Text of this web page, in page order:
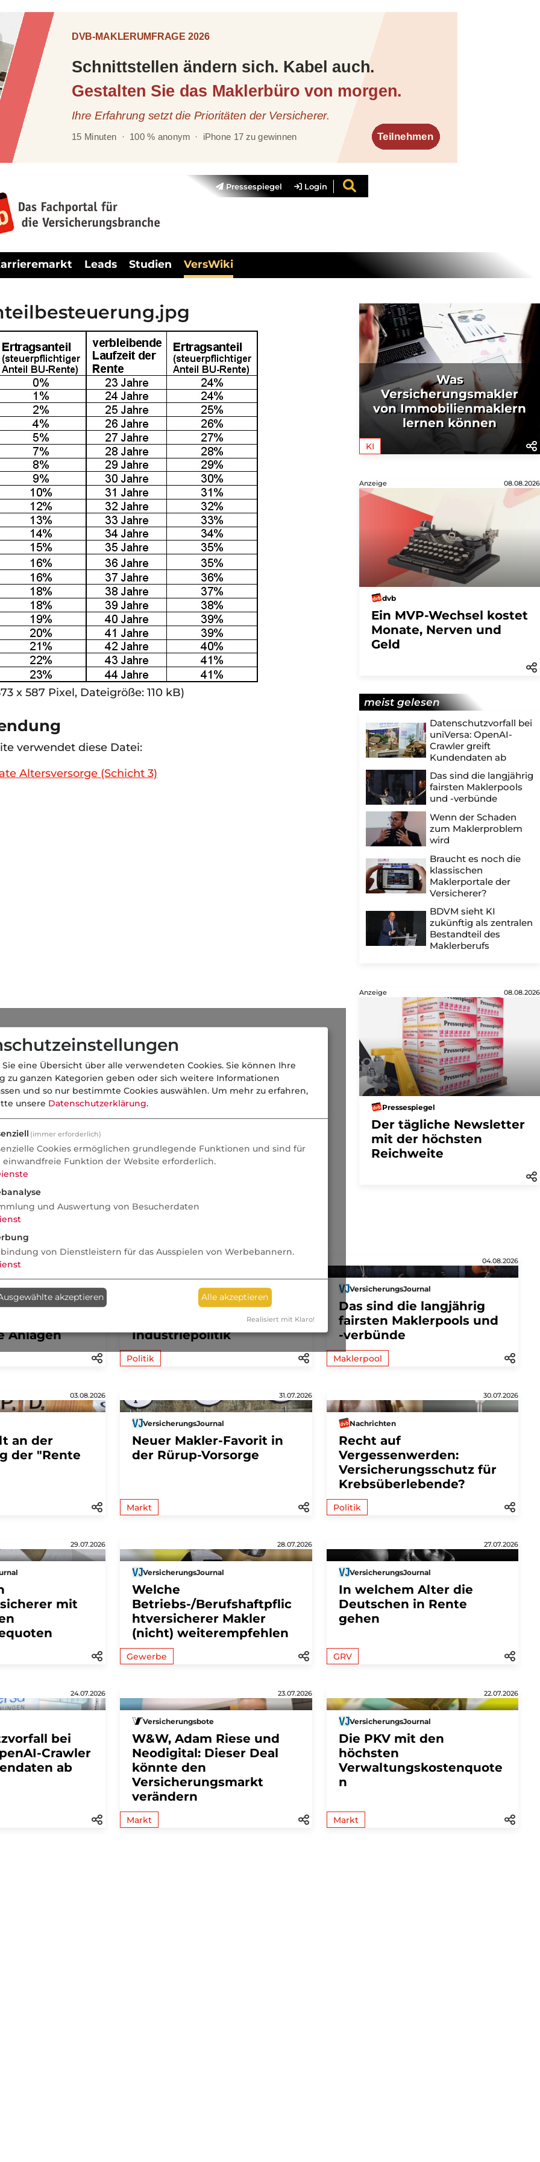
Pressespiegel Login
Leads Studien VersWiki
x 587 Pixel, Dateigröße: 110 kB)
verwendet diese Datei:
Altersversorge (Schicht 3)
Was
Versicherungsmakler
von Immobilienmaklern
lernen können
KI
Anzeige 08.08.2026
dvb
Ein MVP-Wechsel kostet
Monate, Nerven und
Geld
meist gelesen
Datenschutzvorfall bei
uniVersa: OpenAI-
Crawler greift
Kundendaten ab
Das sind die langjährig
fairsten Maklerpools
und -verbünde
Wenn der Schaden
zum Maklerproblem
wird
Braucht es noch die
klassischen
Maklerportale der
Versicherer?
BDVM sieht KI
zukünftig als zentralen
Bestandteil des
Maklerberufs
Anzeige 08.08.2026
Pressespiegel
Der tägliche Newsletter
mit der höchsten
Reichweite
Weitere
durch
Anlagen
GKV-Beiträge als
Industriepolitik
Politik
04.08.2026
VersicherungsJournal
Das sind die langjährig
fairsten Maklerpools und
-verbünde
Maklerpool
03.08.2026
an der
der "Rente
31.07.2026
VersicherungsJournal
Neuer Makler-Favorit in
der Rürup-Vorsorge
Markt
30.07.2026
Nachrichten
Recht auf
Vergessenwerden:
Versicherungsschutz für
Krebsüberlebende?
Politik
29.07.2026
mit
28.07.2026
VersicherungsJournal
Welche
Betriebs-/Berufshaftpflic
htversicherer Makler
(nicht) weiterempfehlen
Gewerbe
27.07.2026
VersicherungsJournal
In welchem Alter die
Deutschen in Rente
gehen
GRV
24.07.2026
bei
Crawler
ab
23.07.2026
Versicherungsbote
W&W, Adam Riese und
Neodigital: Dieser Deal
könnte den
Versicherungsmarkt
verändern
Markt
22.07.2026
VersicherungsJournal
Die PKV mit den
höchsten
Verwaltungskostenquote
n
Markt
eine Übersicht über alle verwendeten Cookies. Sie können Ihre
zu ganzen Kategorien geben oder sich weitere Informationen
und so nur bestimmte Cookies auswählen. Um mehr zu erfahren,
unsere Datenschutzerklärung.
(immer erforderlich)
Cookies ermöglichen grundlegende Funktionen und sind für
einwandfreie Funktion der Website erforderlich.
und Auswertung von Besucherdaten
von Dienstleistern für das Ausspielen von Werbebannern.
akzeptieren Alle akzeptieren
Realisiert mit Klaro!